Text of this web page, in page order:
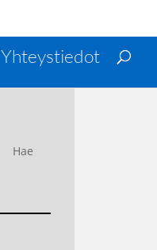
Yhteystiedot